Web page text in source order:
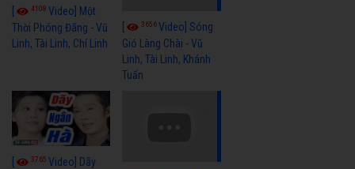
4108 Video] Một
Thời Phóng Đãng - Vũ
Linh, Tài Linh, Chí Linh
3656Video] Sóng
Gió Làng Chài - Vũ
Linh, Tài Linh, Khánh
Tuấn
3765 Video] Dãy